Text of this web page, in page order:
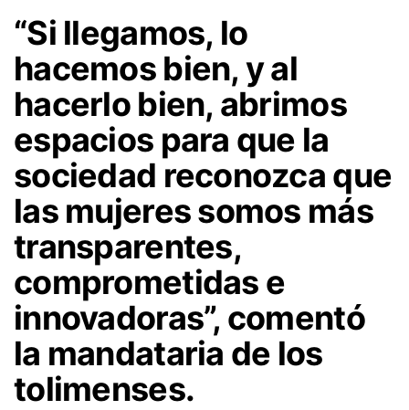
“Si llegamos, lo
hacemos bien, y al
hacerlo bien, abrimos
espacios para que la
sociedad reconozca que
las mujeres somos más
transparentes,
comprometidas e
innovadoras”, comentó
la mandataria de los
tolimenses.